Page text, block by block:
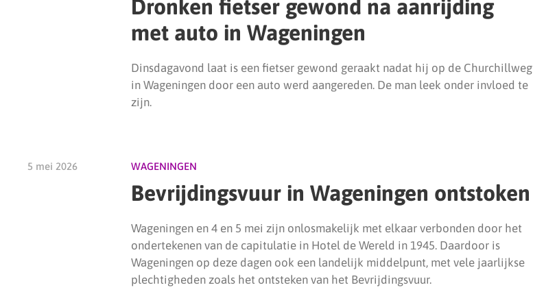
Dronken fietser gewond na aanrijding
met auto in Wageningen
Dinsdagavond laat is een fietser gewond geraakt nadat hij op de Churchillweg
in Wageningen door een auto werd aangereden. De man leek onder invloed te
zijn.
5 mei 2026 WAGENINGEN
Bevrijdingsvuur in Wageningen ontstoken
Wageningen en 4 en 5 mei zijn onlosmakelijk met elkaar verbonden door het
ondertekenen van de capitulatie in Hotel de Wereld in 1945. Daardoor is
Wageningen op deze dagen ook een landelijk middelpunt, met vele jaarlijkse
plechtigheden zoals het ontsteken van het Bevrijdingsvuur.